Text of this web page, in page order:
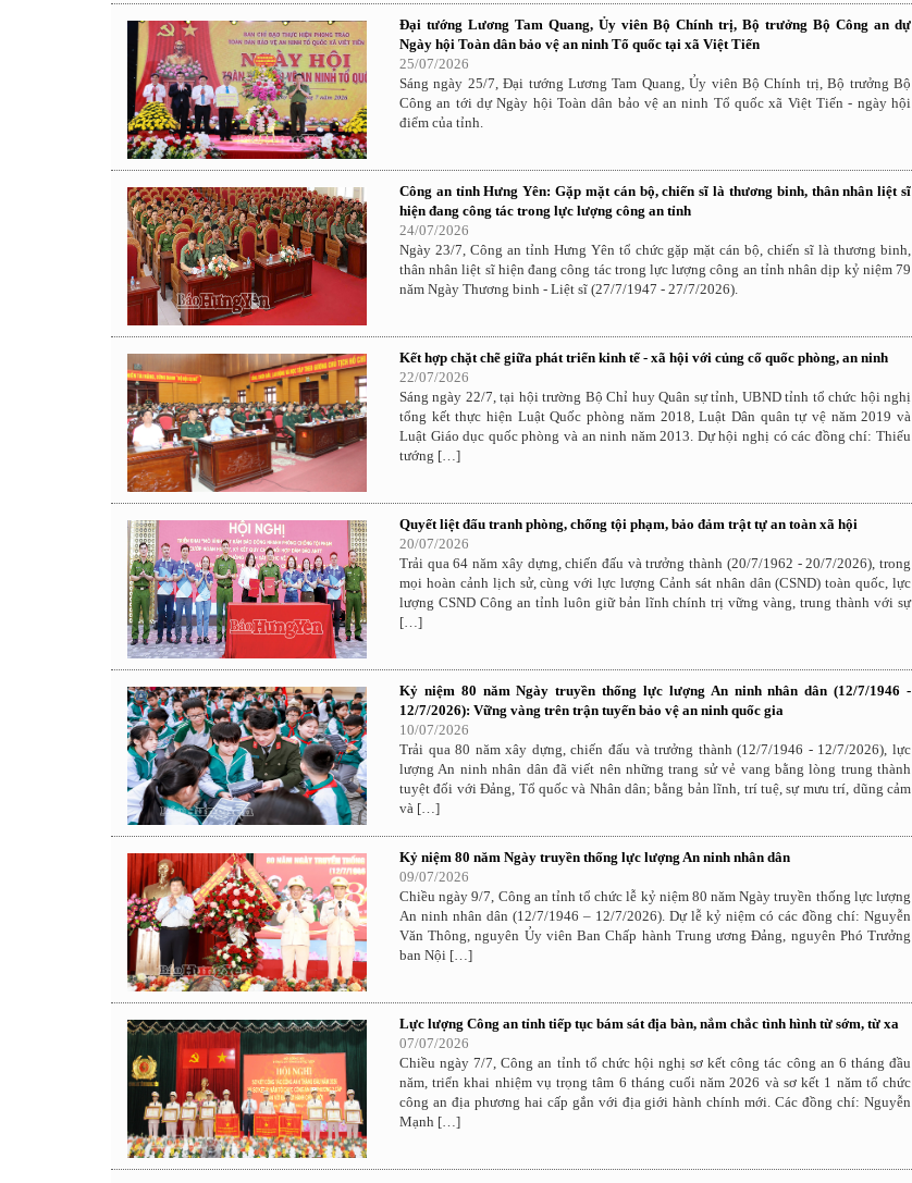
Đại tướng Lương Tam Quang, Ủy viên Bộ Chính trị, Bộ trưởng Bộ Công an dự
Ngày hội Toàn dân bảo vệ an ninh Tổ quốc tại xã Việt Tiến
25/07/2026
Sáng ngày 25/7, Đại tướng Lương Tam Quang, Ủy viên Bộ Chính trị, Bộ trưởng Bộ
Công an tới dự Ngày hội Toàn dân bảo vệ an ninh Tổ quốc xã Việt Tiến - ngày hội
điểm của tỉnh.
Công an tỉnh Hưng Yên: Gặp mặt cán bộ, chiến sĩ là thương binh, thân nhân liệt sĩ
hiện đang công tác trong lực lượng công an tỉnh
24/07/2026
Ngày 23/7, Công an tỉnh Hưng Yên tổ chức gặp mặt cán bộ, chiến sĩ là thương binh,
thân nhân liệt sĩ hiện đang công tác trong lực lượng công an tỉnh nhân dịp kỷ niệm 79
năm Ngày Thương binh - Liệt sĩ (27/7/1947 - 27/7/2026).
Kết hợp chặt chẽ giữa phát triển kinh tế - xã hội với củng cố quốc phòng, an ninh
22/07/2026
Sáng ngày 22/7, tại hội trường Bộ Chỉ huy Quân sự tỉnh, UBND tỉnh tổ chức hội nghị
tổng kết thực hiện Luật Quốc phòng năm 2018, Luật Dân quân tự vệ năm 2019 và
Luật Giáo dục quốc phòng và an ninh năm 2013. Dự hội nghị có các đồng chí: Thiếu
tướng […]
Quyết liệt đấu tranh phòng, chống tội phạm, bảo đảm trật tự an toàn xã hội
20/07/2026
Trải qua 64 năm xây dựng, chiến đấu và trưởng thành (20/7/1962 - 20/7/2026), trong
mọi hoàn cảnh lịch sử, cùng với lực lượng Cảnh sát nhân dân (CSND) toàn quốc, lực
lượng CSND Công an tỉnh luôn giữ bản lĩnh chính trị vững vàng, trung thành với sự
[…]
Kỷ niệm 80 năm Ngày truyền thống lực lượng An ninh nhân dân (12/7/1946 -
12/7/2026): Vững vàng trên trận tuyến bảo vệ an ninh quốc gia
10/07/2026
Trải qua 80 năm xây dựng, chiến đấu và trưởng thành (12/7/1946 - 12/7/2026), lực
lượng An ninh nhân dân đã viết nên những trang sử vẻ vang bằng lòng trung thành
tuyệt đối với Đảng, Tổ quốc và Nhân dân; bằng bản lĩnh, trí tuệ, sự mưu trí, dũng cảm
và […]
Kỷ niệm 80 năm Ngày truyền thống lực lượng An ninh nhân dân
09/07/2026
Chiều ngày 9/7, Công an tỉnh tổ chức lễ kỷ niệm 80 năm Ngày truyền thống lực lượng
An ninh nhân dân (12/7/1946 – 12/7/2026). Dự lễ kỷ niệm có các đồng chí: Nguyễn
Văn Thông, nguyên Ủy viên Ban Chấp hành Trung ương Đảng, nguyên Phó Trưởng
ban Nội […]
Lực lượng Công an tỉnh tiếp tục bám sát địa bàn, nắm chắc tình hình từ sớm, từ xa
07/07/2026
Chiều ngày 7/7, Công an tỉnh tổ chức hội nghị sơ kết công tác công an 6 tháng đầu
năm, triển khai nhiệm vụ trọng tâm 6 tháng cuối năm 2026 và sơ kết 1 năm tổ chức
công an địa phương hai cấp gắn với địa giới hành chính mới. Các đồng chí: Nguyễn
Mạnh […]